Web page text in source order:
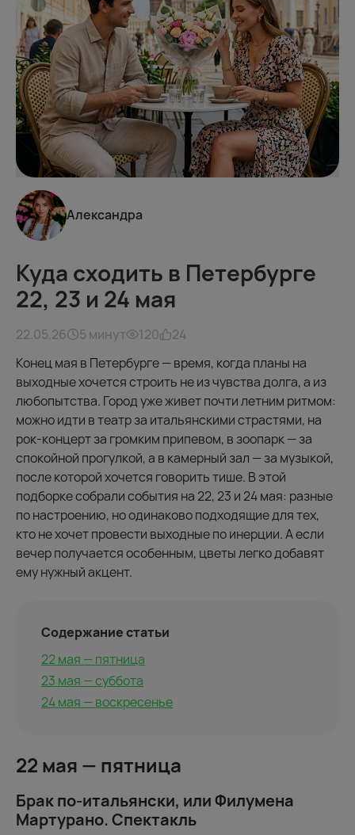
Александра
Куда сходить в Петербурге
22, 23 и 24 мая
22.05.26 5 минут 120
24
Конец мая в Петербурге — время, когда планы на
выходные хочется строить не из чувства долга, а из
любопытства. Город уже живет почти летним ритмом:
можно идти в театр за итальянскими страстями, на
рок-концерт за громким припевом, в зоопарк — за
спокойной прогулкой, а в камерный зал — за музыкой,
после которой хочется говорить тише. В этой
подборке собрали события на 22, 23 и 24 мая: разные
по настроению, но одинаково подходящие для тех,
кто не хочет провести выходные по инерции. А если
вечер получается особенным, цветы легко добавят
ему нужный акцент.
Содержание статьи
22 мая — пятница
23 мая — суббота
24 мая — воскресенье
22 мая — пятница
Брак по-итальянски, или Филумена
Мартурано. Спектакль